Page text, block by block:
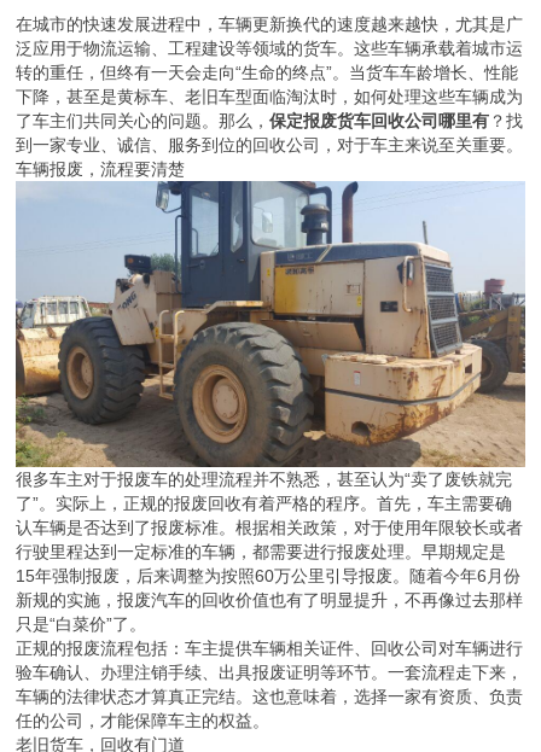
在城市的快速发展进程中，车辆更新换代的速度越来越快，尤其是广
泛应用于物流运输、工程建设等领域的货车。这些车辆承载着城市运
转的重任，但终有一天会走向“生命的终点”。当货车车龄增长、性能
下降，甚至是黄标车、老旧车型面临淘汰时，如何处理这些车辆成为
了车主们共同关心的问题。那么，
到一家专业、诚信、服务到位的回收公司，对于车主来说至关重要。
车辆报废，流程要清楚
很多车主对于报废车的处理流程并不熟悉，甚至认为“卖了废铁就完
了”。实际上，正规的报废回收有着严格的程序。首先，车主需要确
认车辆是否达到了报废标准。根据相关政策，对于使用年限较长或者
行驶里程达到一定标准的车辆，都需要进行报废处理。早期规定是
15年强制报废，后来调整为按照60万公里引导报废。随着今年6月份
新规的实施，报废汽车的回收价值也有了明显提升，不再像过去那样
只是“白菜价”了。
正规的报废流程包括：车主提供车辆相关证件、回收公司对车辆进行
验车确认、办理注销手续、出具报废证明等环节。一套流程走下来，
车辆的法律状态才算真正完结。这也意味着，选择一家有资质、负责